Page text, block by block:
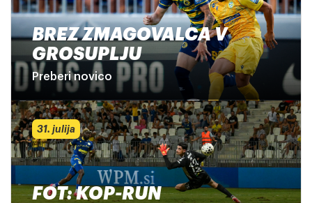
BREZ ZMAGOVALCA V
GROSUPLJU
Preberi novico
31. julija
FOT: KOP-RUN